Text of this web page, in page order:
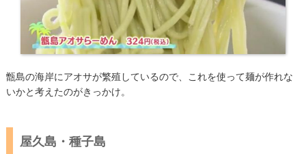
甑島の海岸にアオサが繁殖しているので、これを使って麺が作れな
いかと考えたのがきっかけ。
屋久島・種子島